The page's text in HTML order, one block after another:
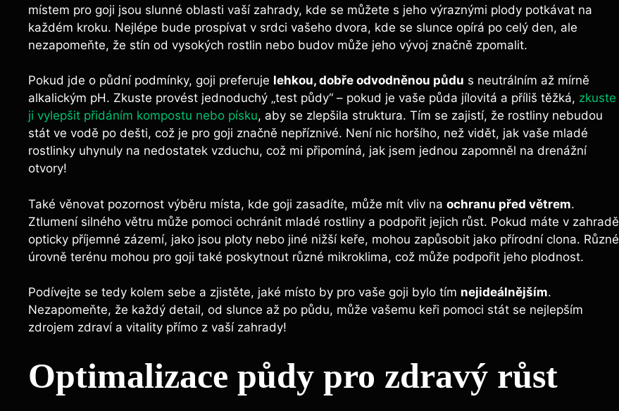
místem pro goji jsou slunné oblasti vaší zahrady, kde se můžete s jeho výraznými plody potkávat na
každém kroku. Nejlépe bude prospívat v srdci vašeho dvora, kde se slunce opírá po celý den, ale
nezapomeňte, že stín od vysokých rostlin nebo budov může jeho vývoj značně zpomalit.
Pokud jde o půdní podmínky, goji preferuje lehkou, dobře odvodněnou půdu s neutrálním až mírně
alkalickým pH. Zkuste provést jednoduchý „test půdy“ – pokud je vaše půda jílovitá a příliš těžká, zkuste
ji vylepšit přidáním kompostu nebo písku, aby se zlepšila struktura. Tím se zajistí, že rostliny nebudou
stát ve vodě po dešti, což je pro goji značně nepříznivé. Není nic horšího, než vidět, jak vaše mladé
rostlinky uhynuly na nedostatek vzduchu, což mi připomíná, jak jsem jednou zapomněl na drenážní
otvory!
Také věnovat pozornost výběru místa, kde goji zasadíte, může mít vliv na ochranu před větrem.
Ztlumení silného větru může pomoci ochránit mladé rostliny a podpořit jejich růst. Pokud máte v zahradě
opticky příjemné zázemí, jako jsou ploty nebo jiné nižší keře, mohou zapůsobit jako přírodní clona. Různé
úrovně terénu mohou pro goji také poskytnout různé mikroklima, což může podpořit jeho plodnost.
Podívejte se tedy kolem sebe a zjistěte, jaké místo by pro vaše goji bylo tím nejideálnějším.
Nezapomeňte, že každý detail, od slunce až po půdu, může vašemu keři pomoci stát se nejlepším
zdrojem zdraví a vitality přímo z vaší zahrady!
Optimalizace půdy pro zdravý růst